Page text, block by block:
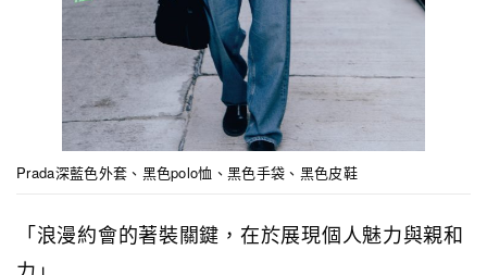
Prada深藍色外套、黑色polo恤、黑色手袋、黑色皮鞋
「浪漫約會的著裝關鍵，在於展現個人魅力與親和